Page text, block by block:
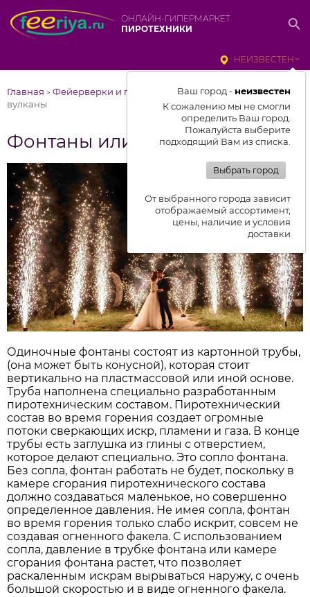
ОНЛАЙН-ГИПЕРМАРКЕТ
ПИРОТЕХНИКИ
НЕИЗВЕСТЕН
Ваш город - неизвестен
К сожалению мы не смогли
определить Ваш город.
Пожалуйста выберите
подходящий Вам из списка.
Выбрать город
От выбранного города зависит
отображаемый ассортимент,
цены, наличие и условия
доставки
Главная > Фейерверки и пиротехника в статьях > Фонтаны или
вулканы
Фонтаны или вулканы
Одиночные фонтаны состоят из картонной трубы,
(она может быть конусной), которая стоит
вертикально на пластмассовой или иной основе.
Труба наполнена специально разработанным
пиротехническим составом. Пиротехнический
состав во время горения создает огромные
потоки сверкающих искр, пламени и газа. В конце
трубы есть заглушка из глины с отверстием,
которое делают специально. Это сопло фонтана.
Без сопла, фонтан работать не будет, поскольку в
камере сгорания пиротехнического состава
должно создаваться маленькое, но совершенно
определенное давления. Не имея сопла, фонтан
во время горения только слабо искрит, совсем не
создавая огненного факела. С использованием
сопла, давление в трубке фонтана или камере
сгорания фонтана растет, что позволяет
раскаленным искрам вырываться наружу, с очень
большой скоростью и в виде огненного факела.